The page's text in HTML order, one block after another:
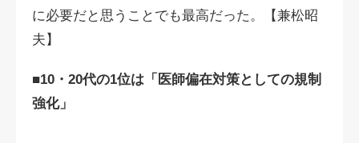
に必要だと思うことでも最高だった。【兼松昭
夫】
■10・20代の1位は「医師偏在対策としての規制
強化」